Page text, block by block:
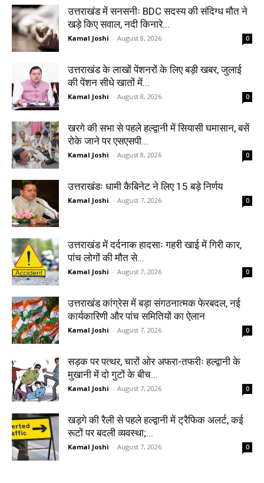
उत्तराखंड में सनसनीः BDC सदस्य की संदिग्ध मौत ने
खड़े किए सवाल, नदी किनारे...
Kamal Joshi - August 8, 2026 0
उत्तराखंड के लाखों पेंशनरों के लिए बड़ी खबर, जुलाई
की पेंशन सीधे खातों में...
Kamal Joshi - August 8, 2026 0
खरगे की सभा से पहले हल्द्वानी में सियासी घमासान, बसें
रोके जाने पर एसएसपी...
Kamal Joshi - August 8, 2026 0
उत्तराखंडः धामी कैबिनेट ने लिए 15 बड़े निर्णय
Kamal Joshi - August 7, 2026 0
उत्तराखंड में दर्दनाक हादसाः गहरी खाई में गिरी कार,
पांच लोगों की मौत से...
Kamal Joshi - August 7, 2026 0
उत्तराखंड कांग्रेस में बड़ा संगठनात्मक फेरबदल, नई
कार्यकारिणी और पांच समितियों का ऐलान
Kamal Joshi - August 7, 2026 0
सड़क पर पत्थर, चारों ओर अफरा-तफरीः हल्द्वानी के
मुखानी में दो गुटों के बीच...
Kamal Joshi - August 7, 2026 0
खड़गे की रैली से पहले हल्द्वानी में ट्रैफिक अलर्ट, कई
रूटों पर बदली व्यवस्था;...
Kamal Joshi - August 7, 2026 0